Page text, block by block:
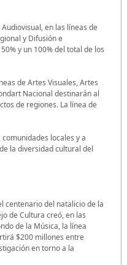
en las líneas de
y Difusión e
y un 100% del total de los
de Artes Visuales, Artes
Nacional destinarán al
de regiones. La línea de
locales y a
la diversidad cultural del
centenario del natalicio de la
de Cultura creó, en las
de la Música, la línea
$200 millones entre
en torno a la